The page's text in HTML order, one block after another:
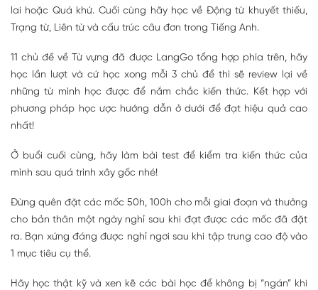
lai hoặc Quá khứ. Cuối cùng hãy học về Động từ khuyết thiếu,
Trạng từ, Liên từ và cấu trúc câu đơn trong Tiếng Anh.
11 chủ đề về Từ vựng đã được LangGo tổng hợp phía trên, hãy
học lần lượt và cứ học xong mỗi 3 chủ để thì sẽ review lại về
những từ mình học được để nắm chắc kiến thức. Kết hợp với
phương pháp học ược hướng dẫn ở dưới để đạt hiệu quả cao
nhất!
Ở buổi cuối cùng, hãy làm bài test để kiểm tra kiến thức của
mình sau quá trình xây gốc nhé!
Đừng quên đặt các mốc 50h, 100h cho mỗi giai đoạn và thưởng
cho bản thân một ngày nghỉ sau khi đạt được các mốc đã đặt
ra. Bạn xứng đáng được nghỉ ngơi sau khi tập trung cao độ vào
1 mục tiêu cụ thể.
Hãy học thật kỹ và xen kẽ các bài học để không bị “ngán” khi